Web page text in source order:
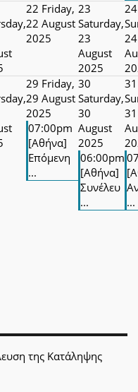
22 Friday,
22 August
2025
23
Saturday,
23
August
2025
24
24
29 Friday,
29 August
2025
07:00pm
[Αθήνα]
Επόμενη
...
30
Saturday,
30
August
2025
06:00pm
[Αθήνα]
Συνέλευ
...
31
31
...
της Κατάληψης